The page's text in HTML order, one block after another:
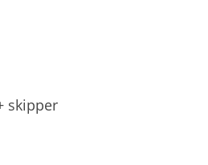
skipper